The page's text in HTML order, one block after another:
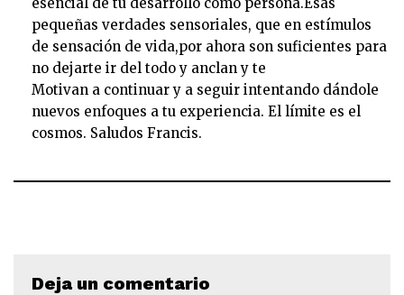
pequeñas verdades sensoriales, que en estímulos
de sensación de vida,por ahora son suficientes para
no dejarte ir del todo y anclan y te
Motivan a continuar y a seguir intentando dándole
nuevos enfoques a tu experiencia. El límite es el
cosmos. Saludos Francis.
Deja un comentario